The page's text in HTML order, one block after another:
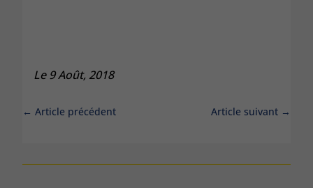
Le 9 Août, 2018
← Article précédent Article suivant →